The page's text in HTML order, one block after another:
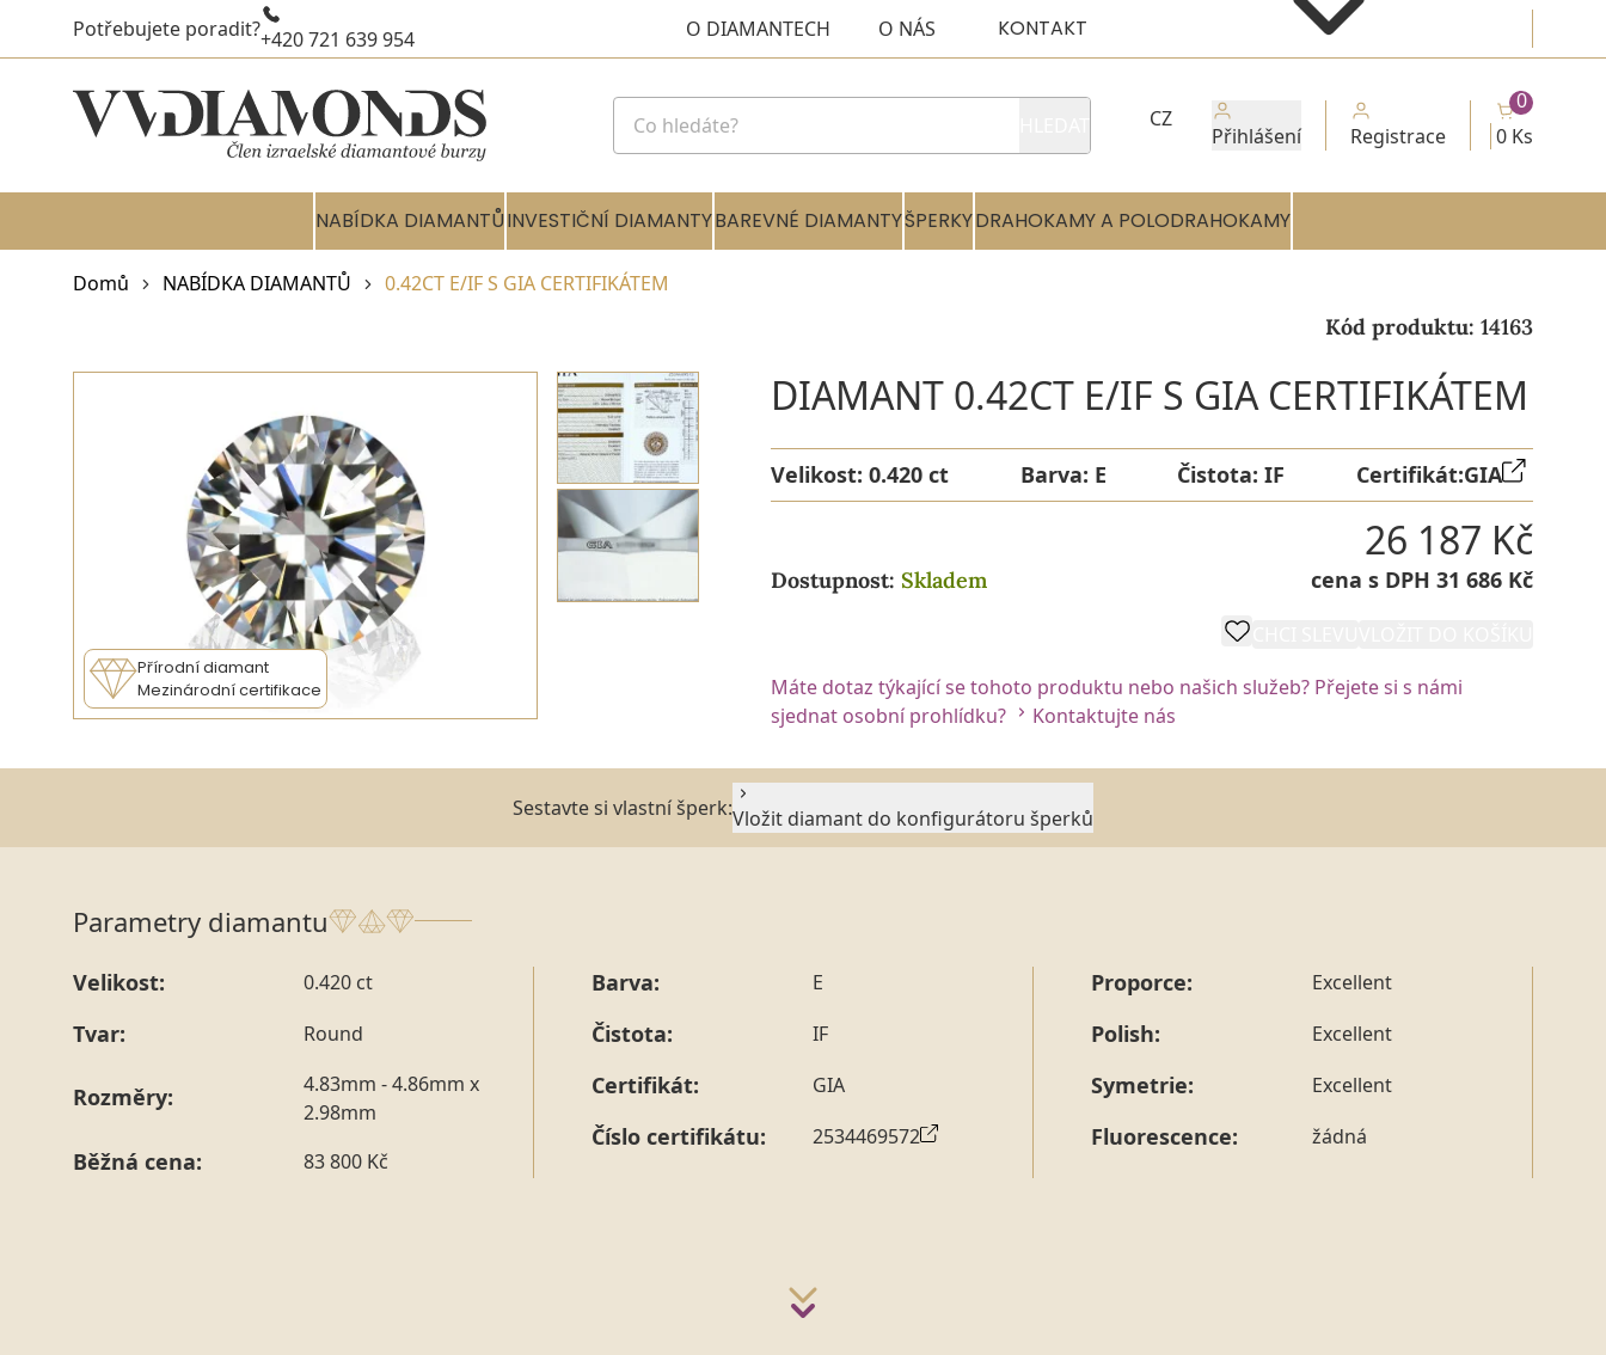
Potřebujete poradit?+420 721 639 954 O DIAMANTECH O NÁS KONTAKT
CZ
Přihlášení Registrace 0 Ks
0
NABÍDKA DIAMANTŮINVESTIČNÍ DIAMANTYBAREVNÉ DIAMANTYŠPERKYDRAHOKAMY A POLODRAHOKAMY
Domů NABÍDKA DIAMANTŮ 0.42CT E/IF S GIA CERTIFIKÁTEM
Kód produktu: 14163
Přírodní diamant
Mezinárodní certifikace
DIAMANT 0.42CT E/IF S GIA CERTIFIKÁTEM
Velikost: 0.420 ct Barva: E Čistota:IF Certifikát:GIA
Dostupnost: Skladem
26 187 Kč
cena s DPH 31 686 Kč
Máte dotaz týkající se tohoto produktu nebo našich služeb? Přejete si s námi
sjednat osobní prohlídku?
Kontaktujte nás
Sestavte si vlastní šperk:Vložit diamant do konfigurátoru šperků
Parametry diamantu
Velikost: 0.420 ct
Tvar: Round
Rozměry:
4.83mm - 4.86mm x
2.98mm
Běžná cena: 83 800 Kč
Barva: E
Čistota: IF
Certifikát: GIA
Číslo certifikátu: 2534469572
Proporce: Excellent
Polish: Excellent
Symetrie: Excellent
Fluorescence: žádná